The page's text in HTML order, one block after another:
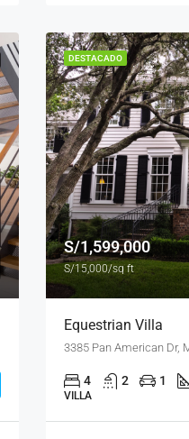
DESTACADO
S/1,599,000
S/15,000/sq ft
Equestrian Villa
3385 Pan American Dr,
4 2 1
VILLA